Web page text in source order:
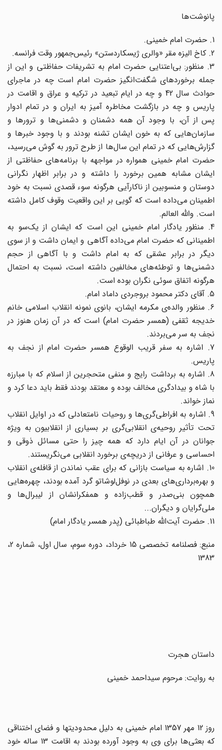
پانوشت‌ها
3. منظور: بی‌اعتنایی حضرت امام به تشریفات حفاظتی و این از
جمله برخوردهای شگفت‌انگیز حضرت امام است چه در ماجرای
حوادث سال 42 و چه در ایام تبعید در ترکیه و عراق و اقامت در
پاریس و چه در بازگشت مخاطره آمیز به ایران و در تمام ادوار
پس از آن، با وجود آن همه دشمنان و دشمنی‌ها و ترورها و
سازمان‌هایی که به خون ایشان تشنه بودند و با وجود خبرها و
گزارش‌هایی که در تمام این سال‌ها از طرح ترور به گوش می‌رسید،
حضرت امام خمینی همواره در مواجهه با برنامه‌های حفاظتی از
ایشان مشابه همین برخورد را داشته و در برابر اظهار نگرانی
دوستان و منسوبین از ناکارآیی هرگونه سوء قصدی نسبت به خود
اطمینان می‌داده است که گویی بر این واقعیت وقوف کامل داشته
است. والله العالم.
4. منظور یادگار امام خمینی این است که ایشان از یک‌سو به
اطمینانی که حضرت امام می‌داده آگاهی و ایمان داشت و از سوی
دیگر در برابر عشقی که به امام داشت و با آگاهی از حجم
دشمنی‌ها و توطئه‌های مخالفین داشته است، نسبت به احتمال
هرگونه اتفاق سوئی نگران بوده است.
6. منظور والده‌ی مکرمه ایشان، بانوی نمونه انقلاب اسلامی خانم
خدیجه ثقفی (همسر حضرت امام) است که در آن زمان هنوز در
نجف به سر می‌بردند.
7. اشاره به سفر قریب‌ الوقوع همسر حضرت امام از نجف به
پاریس.
8. اشاره به برداشت رایج و منفی متحجرین از اسلام که با مبارزه
با شاه و بیدادگری مخالف بوده و معتقد بودند فقط باید دعا کرد و
نماز خواند.
9. اشاره به افراطی‌گری‌ها و روحیات نامتعادلی که در اوایل انقلاب
تحت تأثیر روحیه‌ی انقلابی‌گری بر بسیاری از انقلابیون به ویژه
جوانان در آن ایام دارد که همه چیز را حتی مسائل ذوقی و
احساسی و عرفانی از دریچه‌ی برخورد انقلابی می‌نگریستند.
10. اشاره به سیاست بازانی که برای عقب نماندن از قافله‌ی انقلاب
و بهره‌برداری‌های بعدی در نوفل‌لوشاتو گرد آمده بودند،‌ چهره‌هایی
همچون بنی‌صدر و قطب‌زاده و همفکرانشان از لیبرال‌ها و
ملی‌گرایان و دیگران...
منبع: فصلنامه تخصصی 15 خرداد، دوره سوم، سال اول، شماره 2،
1383
داستان هجرت
به روایت: مرحوم سید‌احمد خمینی
روز 12 مهر 1357 امام خمینی به دلیل محدودیتها و فضای اختناقی
که بعثی‌ها برای وی به وجود آورده بودند به اقامت 13 ساله خود